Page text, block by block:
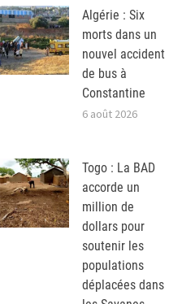
Algérie : Six
morts dans un
nouvel accident
de bus à
Constantine
6 août 2026
Togo : La BAD
accorde un
million de
dollars pour
soutenir les
populations
déplacées dans